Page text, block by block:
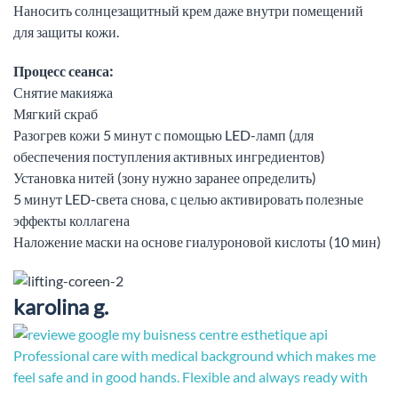
Наносить солнцезащитный крем даже внутри помещений
для защиты кожи.
Процесс сеанса:
Снятие макияжа
Мягкий скраб
Разогрев кожи 5 минут с помощью LED-ламп (для
обеспечения поступления активных ингредиентов)
Установка нитей (зону нужно заранее определить)
5 минут LED-света снова, с целью активировать полезные
эффекты коллагена
Наложение маски на основе гиалуроновой кислоты (10 мин)
karolina g.
Professional care with medical background which makes me
feel safe and in good hands. Flexible and always ready with